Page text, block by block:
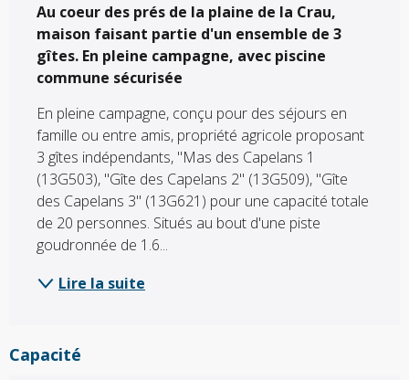
Au coeur des prés de la plaine de la Crau,
maison faisant partie d'un ensemble de 3
gîtes. En pleine campagne, avec piscine
commune sécurisée
En pleine campagne, conçu pour des séjours en
famille ou entre amis, propriété agricole proposant
3 gîtes indépendants, "Mas des Capelans 1
(13G503), "Gîte des Capelans 2" (13G509), "Gîte
des Capelans 3" (13G621) pour une capacité totale
de 20 personnes. Situés au bout d'une piste
goudronnée de 1.6...
Lire la suite
Capacité